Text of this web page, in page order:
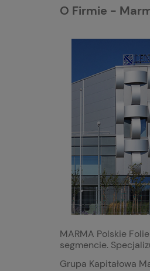
O Firmie -
MARMA Polskie
segmencie.
Grupa Kapitałowa